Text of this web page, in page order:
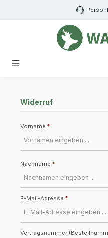
Zum Hauptinhalt springen
Widerruf
Vorname *
Nachname *
E-Mail-Adresse *
Vertragsnummer